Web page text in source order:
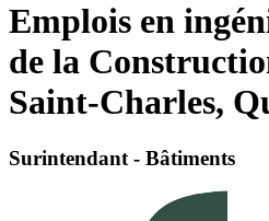
Emplois en
de la
Saint-Charles,
Surintendant - Bâtiments